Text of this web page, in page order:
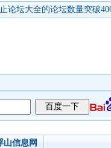
论坛大全的论坛数量突破
山信息网